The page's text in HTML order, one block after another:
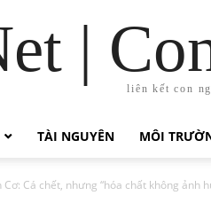
|
liên kết con
TÀI NGUYÊN MÔI
Cá chết, nhưng “hóa chất không ảnh